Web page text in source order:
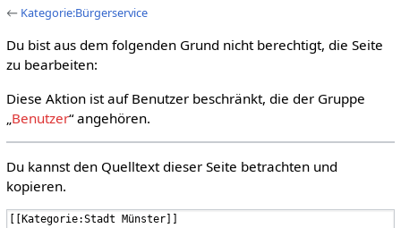
← Kategorie:Bürgerservice
Du bist aus dem folgenden Grund nicht berechtigt, die Seite
zu bearbeiten:
Diese Aktion ist auf Benutzer beschränkt, die der Gruppe
Benutzer“ angehören.
Du kannst den Quelltext dieser Seite betrachten und
kopieren.